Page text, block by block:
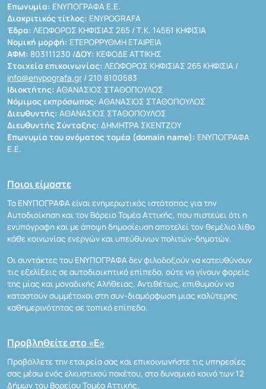
Επωνυμία: ΕΝΥΠΟΓΡΑΦΑ Ε.Ε.
Διακριτικός τίτλος: ENYPOGRAFA
Έδρα: ΛΕΩΦΟΡΟΣ ΚΗΦΙΣΙΑΣ 265 / Τ.Κ. 14561 ΚΗΦΙΣΙΑ
Νομική μορφή: ΕΤΕΡΟΡΡΥΘΜΗ ΕΤΑΙΡΕΙΑ
ΑΦΜ: 803111230 /ΔΟΥ: ΚΕΦΟΔΕ ΑΤΤΙΚΗΣ
Στοιχεία επικοινωνίας: ΛΕΩΦΟΡΟΣ ΚΗΦΙΣΙΑΣ 265 ΚΗΦΙΣΙΑ /
info@enypografa.gr / 210 8100583
Ιδιοκτήτης: ΑΘΑΝΑΣΙΟΣ ΣΤΑΘΟΠΟΥΛΟΣ
Νόμιμος εκπρόσωπος: ΑΘΑΝΑΣΙΟΣ ΣΤΑΘΟΠΟΥΛΟΣ
Διευθυντής: ΑΘΑΝΑΣΙΟΣ ΣΤΑΘΟΠΟΥΛΟΣ
Διευθυντής Σύνταξης: ΔΗΜΗΤΡΑ ΣΚΕΝΤΖΟΥ
Επωνυμία του ονόματος τομέα (domain name): ΕΝΥΠΟΓΡΑΦΑ
Ε.Ε.
Ποιοι είμαστε
Το ΕΝΥΠΟΓΡΑΦΑ είναι ενημερωτικός ιστότοπος για την
Αυτοδιοίκηση και τον Βόρειο Τομέα Αττικής, που πιστεύει ότι η
ενυπόγραφη και με άποψη δημοσίευση αποτελεί τον θεμέλιο λίθο
κάθε κοινωνίας ενεργών και υπεύθυνων πολιτών-δημοτών.
Οι συντάκτες του ΕΝΥΠΟΓΡΑΦΑ δεν φιλοδοξούν να κατευθύνουν
τις εξελίξεις σε αυτοδιοικητικό επίπεδο, ούτε να γίνουν φορείς
της μίας και μοναδικής Αλήθειας. Αντιθέτως, επιθυμούν να
καταστούν συμμέτοχοι στη συν-διαμόρφωση μιας καλύτερης
καθημερινότητας σε τοπικό επίπεδο.
Προβληθείτε στο «Ε»
Προβάλλετε την εταιρεία σας και επικοινωνήστε τις υπηρεσίες
σας μέσω ενός ελκυστικού πακέτου, στο δυναμικό κοινό των 12
Δήμων του Βορείου Τομέα Αττικής.